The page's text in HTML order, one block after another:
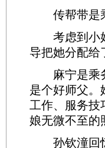
传帮带是乘
考虑到小姑
导把她分配给
麻宁是乘务
是个好师父
工作、服务技
娘无微不至的
孙钦潼回忆